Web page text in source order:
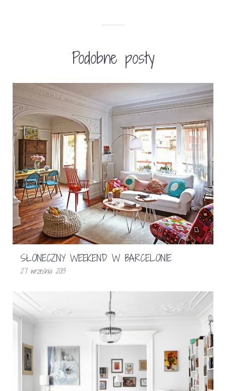
Podobne posty
SŁONECZNY WEEKEND W BARCELONIE
27 września 2013